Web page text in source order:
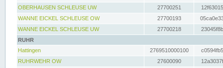
OBERHAUSEN SCHLEUSE UW
27700251
WANNE EICKEL SCHLEUSE OW
27700193
WANNE EICKEL SCHLEUSE UW
27700218
RUHR
Hattingen
2769510000100
RUHRWEHR OW
27600090